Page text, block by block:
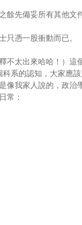
先備妥所有其他文件
憑一股衝動而已。
不太出來哈哈！）這
系的認知，大家應
像我家人說的，政治
常：